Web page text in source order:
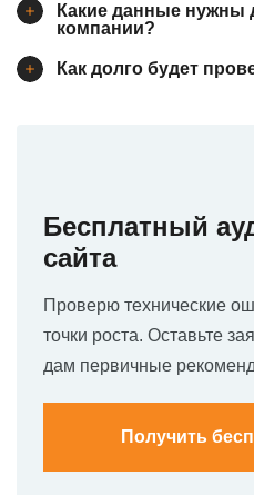
Какие данные нужны
компании?
Как долго будет
Бесплатный
сайта
Проверю технические
точки роста. Оставьте
дам первичные
Получить